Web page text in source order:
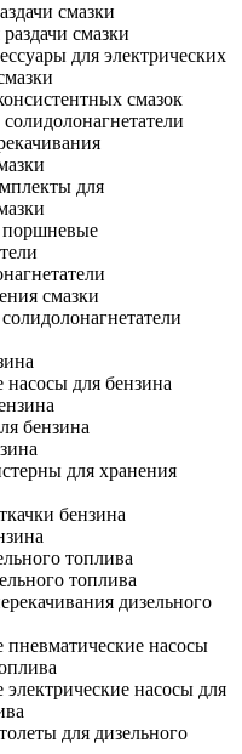
смазки
смазки
для электрических
смазок
для
поршневые
смазки
для бензина
бензина
для хранения
бензина
топлива
топлива
дизельного
насосы
насосы для
для дизельного